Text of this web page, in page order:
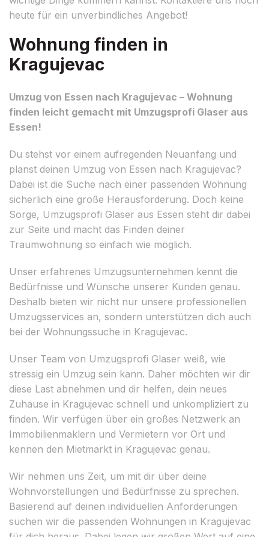
heute für ein unverbindliches Angebot!
Wohnung finden in
Kragujevac
Umzug von Essen nach Kragujevac – Wohnung
finden leicht gemacht mit Umzugsprofi Glaser aus
Essen!
Du stehst vor einem aufregenden Neuanfang und
planst deinen Umzug von Essen nach Kragujevac?
Dabei ist die Suche nach einer passenden Wohnung
sicherlich eine große Herausforderung. Doch keine
Sorge, Umzugsprofi Glaser aus Essen steht dir dabei
zur Seite und macht das Finden deiner
Traumwohnung so einfach wie möglich.
Unser erfahrenes Umzugsunternehmen kennt die
Bedürfnisse und Wünsche unserer Kunden genau.
Deshalb bieten wir nicht nur unsere professionellen
Umzugsservices an, sondern unterstützen dich auch
bei der Wohnungssuche in Kragujevac.
Unser Team von Umzugsprofi Glaser weiß, wie
stressig ein Umzug sein kann. Daher möchten wir dir
diese Last abnehmen und dir helfen, dein neues
Zuhause in Kragujevac schnell und unkompliziert zu
finden. Wir verfügen über ein großes Netzwerk an
Immobilienmaklern und Vermietern vor Ort und
kennen den Mietmarkt in Kragujevac genau.
Wir nehmen uns Zeit, um mit dir über deine
Wohnvorstellungen und Bedürfnisse zu sprechen.
Basierend auf deinen individuellen Anforderungen
suchen wir die passenden Wohnungen in Kragujevac